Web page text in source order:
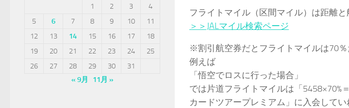
フライトマイル（区間マイル）は距離
＞＞JALマイル検索ページ
※割引航空券だとフライトマイルは70％
例えば
「悟空でロスに行った場合」
では片道フライトマイルは「5458×70%
カードツアープレミアム」に入会して
1
2 3
4
5
6 7 8 9 10
11
12
13 14 15 16 17
18
19
20 21 22 23 24
25
26
27 28 29 30
31
« 9月
11月 »